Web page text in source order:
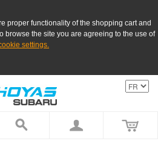
proper functionality of the shopping cart and
browse the site you are agreeing to the use of
settings.